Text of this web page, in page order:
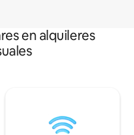
en alquileres